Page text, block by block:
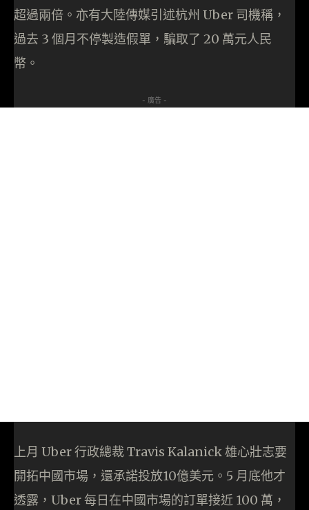
超過兩倍。亦有大陸傳媒引述杭州 Uber 司機稱，
過去 3 個月不停製造假單，騙取了 20 萬元人民
幣。
- 廣告 -
上月 Uber 行政總裁 Travis Kalanick 雄心壯志要
開拓中國市場，還承諾投放10億美元。5 月底他才
透露，Uber 每日在中國市場的訂單接近 100 萬，